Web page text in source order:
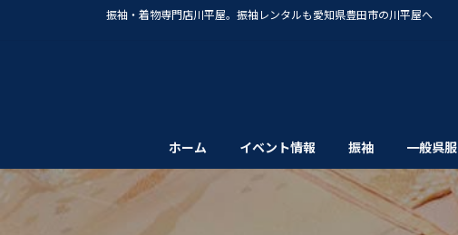
振袖・着物専門店川平屋。振袖レンタルも愛知県豊田市の川平屋へ
ホーム イベント情報 振袖 一般呉服